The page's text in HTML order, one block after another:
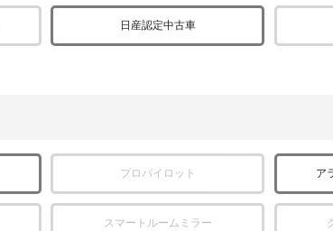
日産認定中古車
プロパイロット ア
スマートルームミラー